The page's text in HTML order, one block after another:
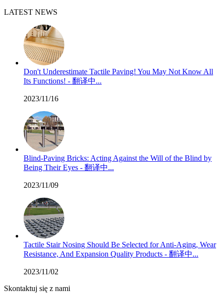
LATEST NEWS
Don't Underestimate Tactile Paving! You May Not Know All
Its Functions! - 翻译中...
2023/11/16
Blind-Paving Bricks: Acting Against the Will of the Blind by
Being Their Eyes - 翻译中...
2023/11/09
Tactile Stair Nosing Should Be Selected for Anti-Aging, Wear
Resistance, And Expansion Quality Products - 翻译中...
2023/11/02
Skontaktuj się z nami